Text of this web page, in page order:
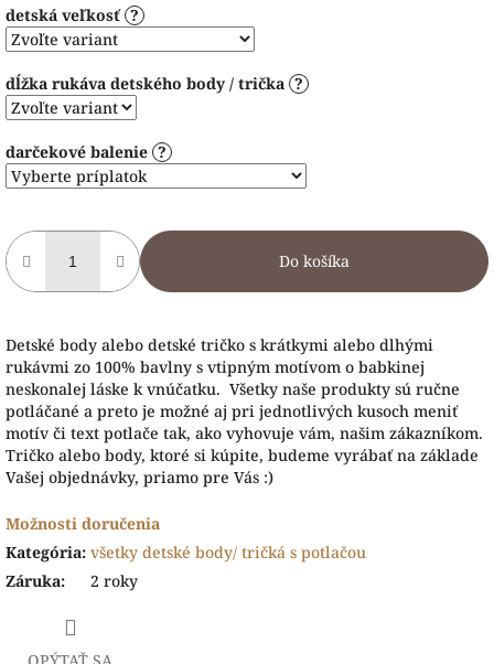
detská veľkosť ?
dĺžka rukáva detského body / trička ?
darčekové balenie ?
Do košíka
Detské body alebo detské tričko s krátkymi alebo dlhými
rukávmi zo 100% bavlny s vtipným motívom o babkinej
neskonalej láske k vnúčatku. Všetky naše produkty sú ručne
potláčané a preto je možné aj pri jednotlivých kusoch meniť
motív či text potlače tak, ako vyhovuje vám, našim zákazníkom.
Tričko alebo body, ktoré si kúpite, budeme vyrábať na základe
Vašej objednávky, priamo pre Vás :)
Možnosti doručenia
Kategória: všetky detské body/ tričká s potlačou
Záruka: 2 roky